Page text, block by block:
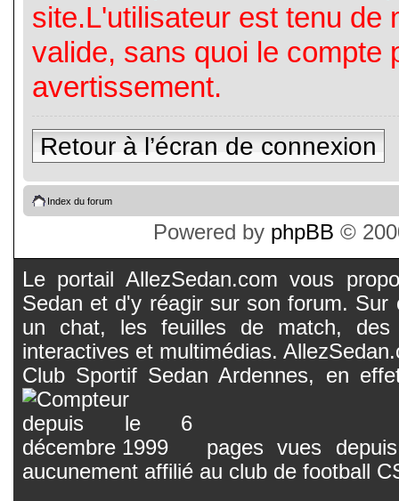
site.L'utilisateur est tenu de
valide, sans quoi le compte
avertissement.
Retour à l’écran de connexion
Index du forum
Powered by phpBB ©
Le portail AllezSedan.com vous
Sedan et d'y réagir sur son forum.
un chat, les feuilles de match, des
interactives et multimédias.
Club Sportif Sedan Ardennes, en
pages vues
aucunement affilié au club de football